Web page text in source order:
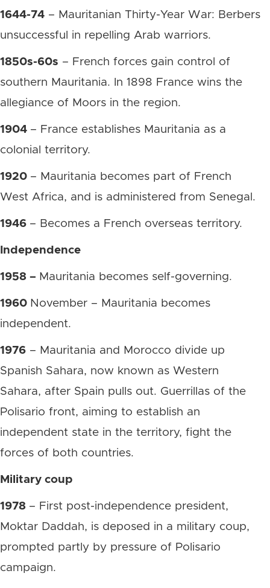
1644-74 – Mauritanian Thirty-Year War: Berbers
unsuccessful in repelling Arab warriors.
1850s-60s – French forces gain control of
southern Mauritania. In 1898 France wins the
allegiance of Moors in the region.
1904 – France establishes Mauritania as a
colonial territory.
1920 – Mauritania becomes part of French
West Africa, and is administered from Senegal.
1946 – Becomes a French overseas territory.
Independence
1958 – Mauritania becomes self-governing.
1960 November – Mauritania becomes
independent.
1976 – Mauritania and Morocco divide up
Spanish Sahara, now known as Western
Sahara, after Spain pulls out. Guerrillas of the
Polisario front, aiming to establish an
independent state in the territory, fight the
forces of both countries.
Military coup
1978 – First post-independence president,
Moktar Daddah, is deposed in a military coup,
prompted partly by pressure of Polisario
campaign.